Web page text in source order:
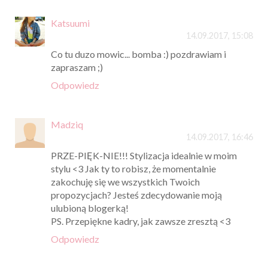
Katsuumi
14.09.2017, 15:08
Co tu duzo mowic... bomba :) pozdrawiam i
zapraszam ;)
Odpowiedz
Madziq
14.09.2017, 16:46
PRZE-PIĘK-NIE!!! Stylizacja idealnie w moim
stylu <3 Jak ty to robisz, że momentalnie
zakochuję się we wszystkich Twoich
propozycjach? Jesteś zdecydowanie moją
ulubioną blogerką!
PS. Przepiękne kadry, jak zawsze zresztą <3
Odpowiedz